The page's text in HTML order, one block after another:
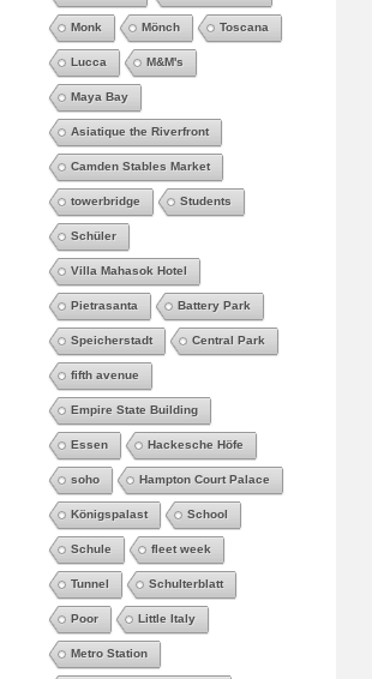
Monk Mönch Toscana
Lucca M&M's
Maya Bay
Asiatique the Riverfront
Camden Stables Market
towerbridge Students
Schüler
Villa Mahasok Hotel
Pietrasanta Battery Park
Speicherstadt Central Park
fifth avenue
Empire State Building
Essen Hackesche Höfe
soho Hampton Court Palace
Königspalast School
Schule fleet week
Tunnel Schulterblatt
Poor Little Italy
Metro Station